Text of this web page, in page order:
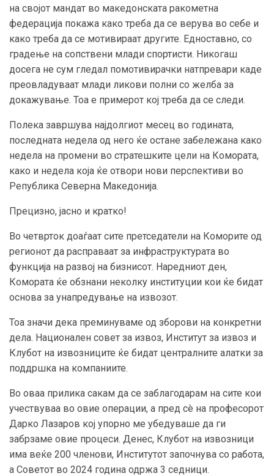
на својот мандат во македонската ракометна
федерација покажа како треба да се верува во себе и
како треба да се мотивираат другите. Едноставно, со
градење на сопствени млади спортисти. Никогаш
досега не сум гледал помотивирачки натпревари каде
преовладуваат млади ликови полни со желба за
докажување. Тоа е примерот кој треба да се следи.
Полека завршува најдолгиот месец во годината,
последната недела од него ќе остане забележана како
недела на промени во стратешките цели на Комората,
како и недела која ќе отвори нови перспективи во
Република Северна Македонија.
Прецизно, јасно и кратко!
Во четврток доаѓаат сите претседатели на Коморите од
регионот да расправаат за инфраструктурата во
функција на развој на бизнисот. Наредниот ден,
Комората ќе обзнани неколку институции кои ќе бидат
основа за унапредување на извозот.
Тоа значи дека преминуваме од зборови на конкретни
дела. Национален совет за извоз, Институт за извоз и
Клубот на извозниците ќе бидат централните алатки за
поддршка на компаниите.
Во оваа прилика сакам да се заблагодарам на сите кои
учествуваа во овие операции, а пред сè на професорот
Дарко Лазаров кој упорно ме убедуваше да ги
забрзаме овие процеси. Денес, Клубот на извозници
има веќе 200 членови, Институтот започнува со работа,
а Советот во 2024 година одржа 3 седници.